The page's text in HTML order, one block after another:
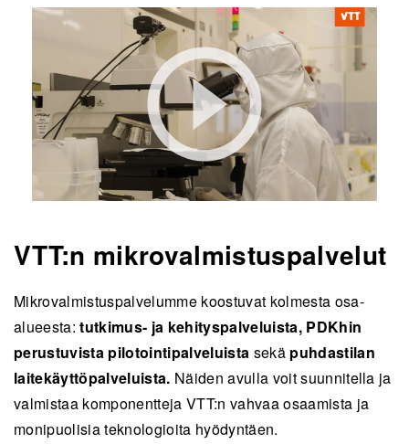
VTT:n mikrovalmistuspalvelut
Mikrovalmistuspalvelumme koostuvat kolmesta osa-
alueesta:tutkimus- ja kehityspalveluista, PDKhin
perustuvista pilotointipalveluista sekäpuhdastilan
laitekäyttöpalveluista. Näiden avulla voit suunnitella ja
valmistaa komponentteja VTT:n vahvaa osaamista ja
monipuolisia teknologioita hyödyntäen.